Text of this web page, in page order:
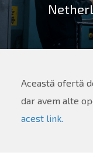
Această ofertă
dar avem alte
acest link.